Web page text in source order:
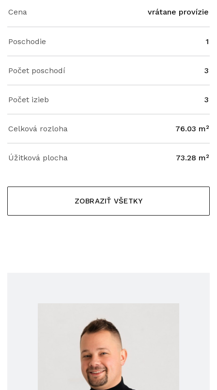
Cena vrátane provízie
Poschodie 1
Počet poschodí 3
Počet izieb 3
Celková rozloha 76.03 m²
Úžitková plocha 73.28 m²
ZOBRAZIŤ VŠETKY